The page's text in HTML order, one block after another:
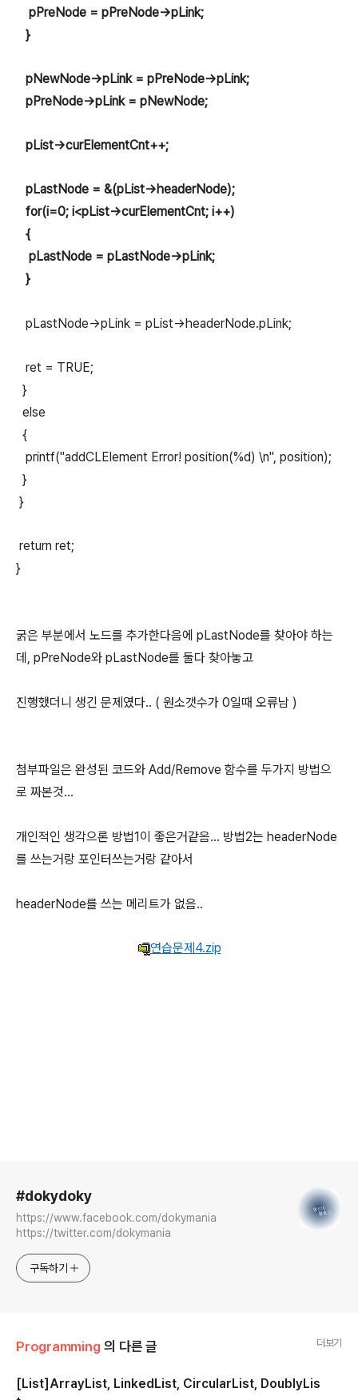
pPreNode = pPreNode->pLink;
}
pNewNode->pLink = pPreNode->pLink;
pPreNode->pLink = pNewNode;
pList->curElementCnt++;
pLastNode = &(pList->headerNode);
for(i=0; i<pList->curElementCnt; i++)
{
pLastNode = pLastNode->pLink;
}
pLastNode->pLink = pList->headerNode.pLink;
ret = TRUE;
}
else
{
printf("addCLElement Error! position(%d) \n", position);
}
}
return ret;
}
굵은 부분에서 노드를 추가한다음에 pLastNode를 찾아야 하는
데, pPreNode와 pLastNode를 둘다 찾아놓고
진행했더니 생긴 문제였다.. ( 원소갯수가 0일때 오류남 )
첨부파일은 완성된 코드와 Add/Remove 함수를 두가지 방법으
로 짜본것...
개인적인 생각으론 방법1이 좋은거같음... 방법2는 headerNode
를 쓰는거랑 포인터쓰는거랑 같아서
headerNode를 쓰는 메리트가 없음..
연습문제4.zip
#dokydoky
https://www.facebook.com/dokymania
https://twitter.com/dokymania
구독하기
Programming 의 다른 글 더보기
[List]ArrayList, LinkedList, CircularList, DoublyLis